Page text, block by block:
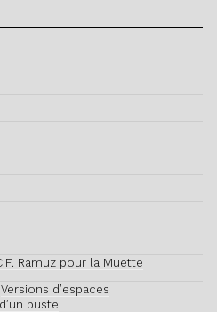
Ramuz pour la Muette
Versions d’espaces
buste